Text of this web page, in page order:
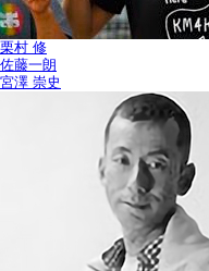
栗村 修
佐藤一朗
宮澤 崇史